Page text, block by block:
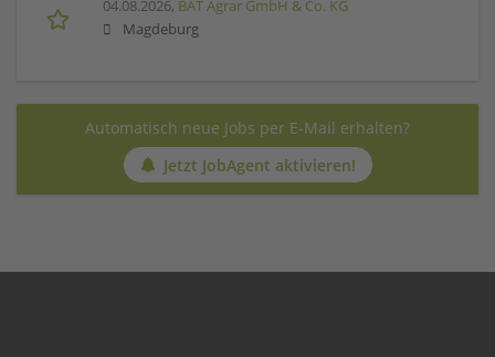
04.08.2026, BAT Agrar GmbH & Co. KG
Magdeburg
Automatisch neue Jobs per E-Mail erhalten?
Jetzt JobAgent aktivieren!